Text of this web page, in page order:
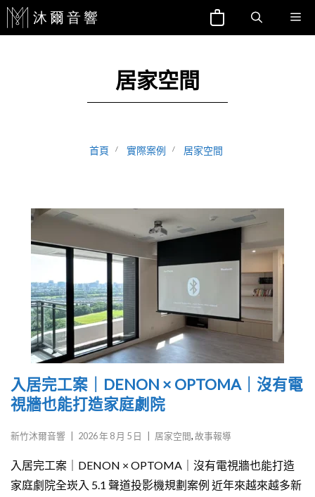
跳
至
居家空間
首頁 實際案例 居家空間
入居完工案｜DENON × OPTOMA｜沒有電
視牆也能打造家庭劇院
新竹沐爾音響 2026 年 8 月 5 日 居家空間,故事報導
入居完工案｜DENON × OPTOMA｜沒有電視牆也能打造
家庭劇院全崁入 5.1 聲道投影機規劃案例 近年來越來越多新